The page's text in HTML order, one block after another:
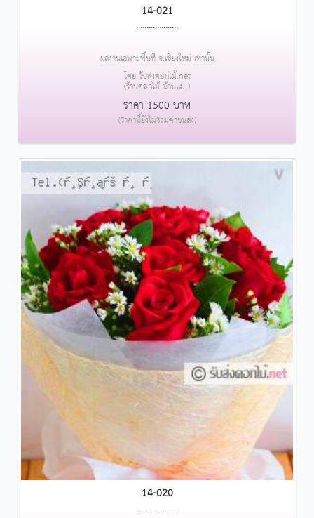
14-021
....................
ผลงานเฉพาะพื้นที่ จ.เชียงใหม่ เท่านั้น
โดย รับส่งดอกไม้.net
(ร้านดอกไม้ บ้านแม )
ราคา 1500 บาท
(ราคานี้ยังไม่รวมค่าขนส่ง)
14-020
....................